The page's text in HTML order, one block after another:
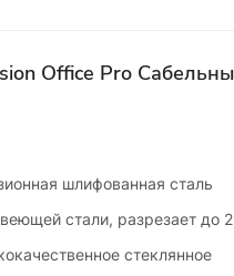
Office Pro
шлифованная сталь
стали, разрезает до
стеклянное